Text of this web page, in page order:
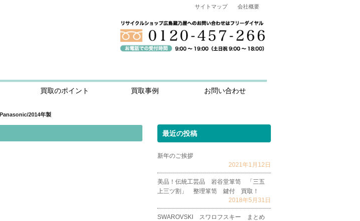
サイトマップ 会社概要
買取のポイント 買取事例 お問い合わせ
Panasonic/2014年製
最近の投稿
新年のご挨拶
2021年1月12日
美品！伝統工芸品 岩谷堂箪笥 「三五
上三ツ割」 整理箪笥 鍵付 買取！
2018年5月31日
SWAROVSKI スワロフスキー まとめ